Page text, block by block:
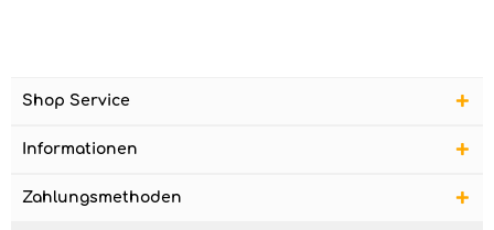
Shop Service
Informationen
Zahlungsmethoden